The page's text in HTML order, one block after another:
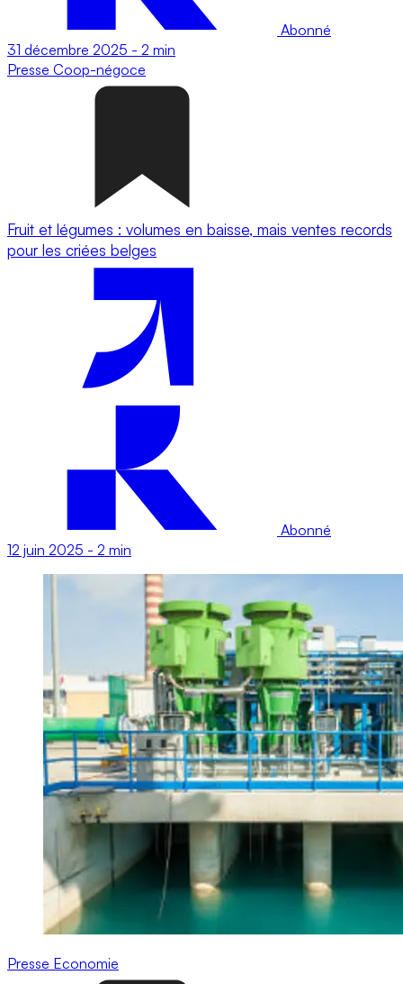
Abonné
31 décembre 2025 - 2 min
Presse Coop-négoce
Fruit et légumes : volumes en baisse, mais ventes records
pour les criées belges
Abonné
12 juin 2025 - 2 min
Presse Economie